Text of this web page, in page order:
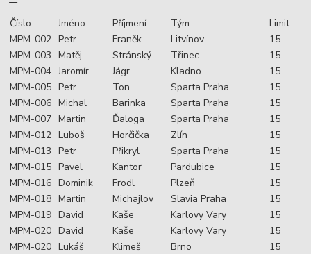
Číslo Jméno Příjmení Tým
Limit
MPM-002 Petr Franěk Litvínov
15
MPM-003 Matěj Stránský Třinec
15
MPM-004 Jaromír Jágr Kladno
15
MPM-005 Petr Ton Sparta Praha
15
MPM-006 Michal Barinka Sparta Praha
15
MPM-007 Martin Ďaloga Sparta Praha
15
MPM-012 Luboš Horčička Zlín
15
MPM-013 Petr Přikryl Sparta Praha
15
MPM-015 Pavel Kantor Pardubice
15
MPM-016 Dominik Frodl Plzeň
15
MPM-018 Martin Michajlov Slavia Praha
15
MPM-019 David Kaše Karlovy Vary
15
MPM-020 David Kaše Karlovy Vary
15
MPM-020 Lukáš Klimeš Brno
15